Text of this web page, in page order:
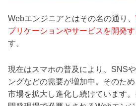
Webエンジニアとはその名の通り、
プリケーションやサービスを開発
す。
現在はスマホの普及により、SNS
ングなどの需要が増加中。 そのた
市場を拡大し進化し続けています